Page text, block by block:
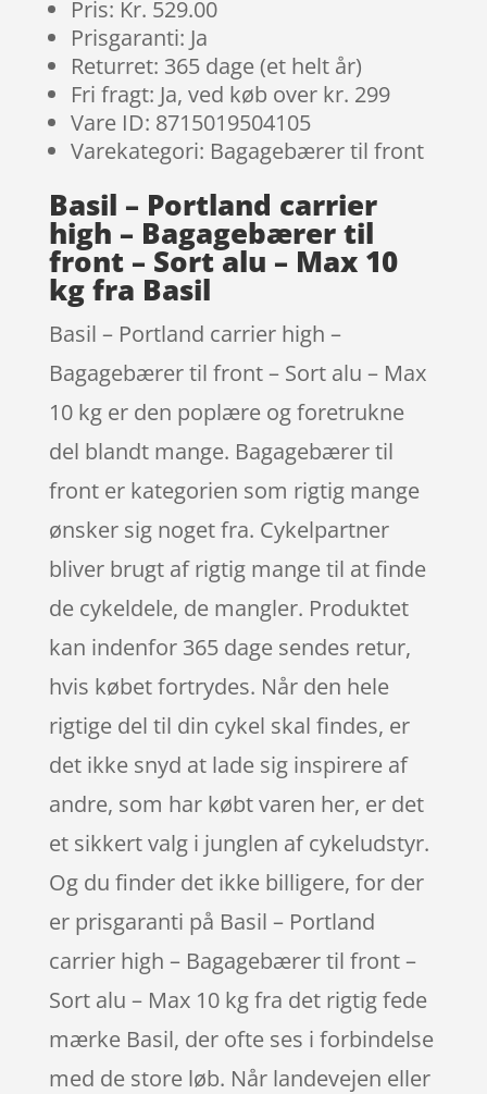
Pris: Kr. 529.00
Prisgaranti: Ja
Returret: 365 dage (et helt år)
Fri fragt: Ja, ved køb over kr. 299
Vare ID: 8715019504105
Varekategori: Bagagebærer til front
Basil – Portland carrier
high – Bagagebærer til
front – Sort alu – Max 10
kg fra Basil
Basil – Portland carrier high –
Bagagebærer til front – Sort alu – Max
10 kg er den poplære og foretrukne
del blandt mange. Bagagebærer til
front er kategorien som rigtig mange
ønsker sig noget fra. Cykelpartner
bliver brugt af rigtig mange til at finde
de cykeldele, de mangler. Produktet
kan indenfor 365 dage sendes retur,
hvis købet fortrydes. Når den hele
rigtige del til din cykel skal findes, er
det ikke snyd at lade sig inspirere af
andre, som har købt varen her, er det
et sikkert valg i junglen af cykeludstyr.
Og du finder det ikke billigere, for der
er prisgaranti på Basil – Portland
carrier high – Bagagebærer til front –
Sort alu – Max 10 kg fra det rigtig fede
mærke Basil, der ofte ses i forbindelse
med de store løb. Når landevejen eller